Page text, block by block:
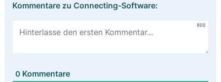
Kommentare zu Connecting-Software:
800
0 Kommentare